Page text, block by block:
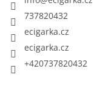
737820432
ecigarka.cz
ecigarka.cz
+420737820432